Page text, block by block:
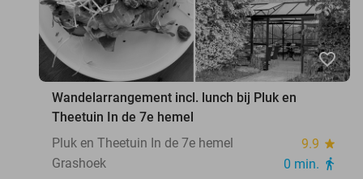
favorite_border
Wandelarrangement incl. lunch bij Pluk en
Theetuin In de 7e hemel
Pluk en Theetuin In de 7e hemel
9.9 star
Grashoek 0 min. directions_walk